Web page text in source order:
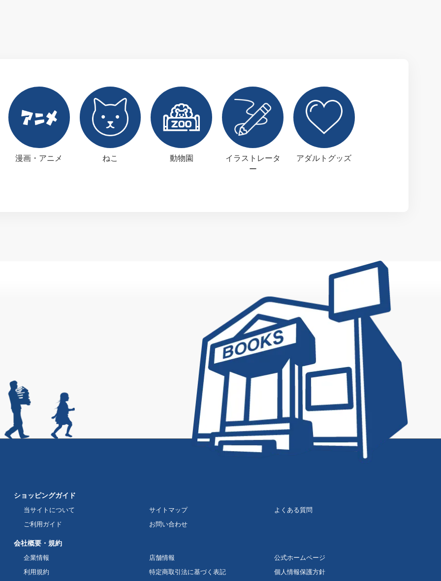
漫画・アニメ ねこ 動物園
イラストレータ
ー
アダルトグッズ
ショッピングガイド
当サイトについて サイトマップ
よくある質問
ご利用ガイド
お問い合わせ
会社概要・規約
企業情報 店舗情報
公式ホームページ
利用規約
特定商取引法に基づく表記 個人情報保護方針